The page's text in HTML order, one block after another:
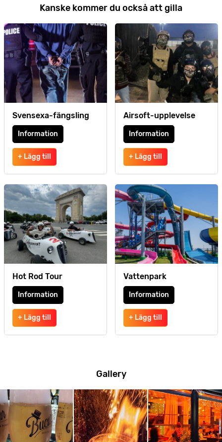
Kanske kommer du också att gilla
Svensexa-fängsling
Information
+ Lägg till
Airsoft-upplevelse
Information
+ Lägg till
Hot Rod Tour
Information
+ Lägg till
Vattenpark
Information
+ Lägg till
Gallery